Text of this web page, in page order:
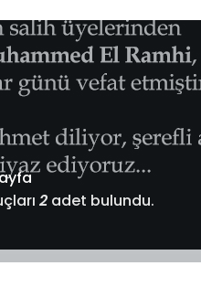
2adet bulundu.